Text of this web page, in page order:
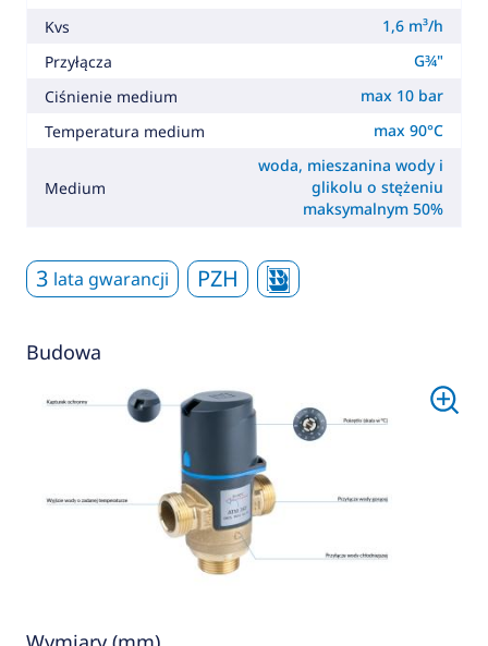
Kvs
1,6 m³/h
Przyłącza
G¾"
Ciśnienie medium
max 10 bar
Temperatura medium
max 90°C
Medium
woda, mieszanina wody i
glikolu o stężeniu
maksymalnym 50%
3 lata gwarancji PZH
Budowa